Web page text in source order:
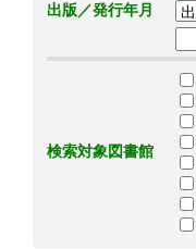
出版／発行年月
検索対象図書館